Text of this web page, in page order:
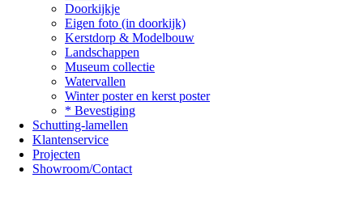
Doorkijkje
Eigen foto (in doorkijk)
Kerstdorp & Modelbouw
Landschappen
Museum collectie
Watervallen
Winter poster en kerst poster
* Bevestiging
Schutting-lamellen
Klantenservice
Projecten
Showroom/Contact